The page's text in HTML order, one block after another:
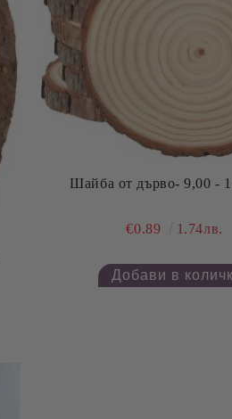
Шайба от дърво- 9,00 -
€0.89 1.74лв.